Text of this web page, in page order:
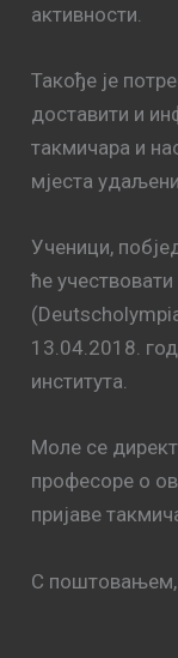
активности.
Такође је
доставити и
такмичара и
мјеста
Ученици,
ће
13.04.2018.
института.
Моле се
професоре о
пријаве
С поштовањем,